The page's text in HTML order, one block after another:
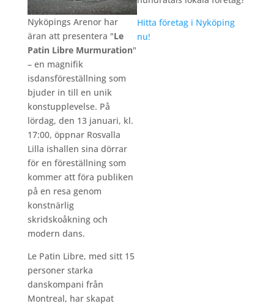
Nyköpings Arenor har
äran att presentera "Le
Patin Libre Murmuration"
– en magnifik
isdansföreställning som
bjuder in till en unik
konstupplevelse. På
lördag, den 13 januari, kl.
17:00, öppnar Rosvalla
Lilla ishallen sina dörrar
för en föreställning som
kommer att föra publiken
på en resa genom
konstnärlig
skridskoåkning och
modern dans.
Le Patin Libre, med sitt 15
personer starka
danskompani från
Montreal, har skapat
Hitta företag i Nyköping
nu!